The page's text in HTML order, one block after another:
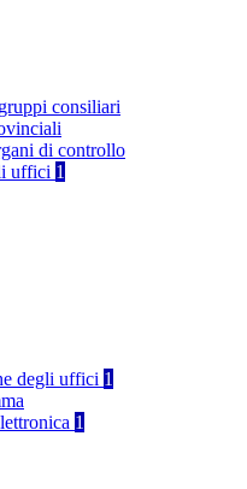
consiliari
di controllo
uffici 1
degli uffici 1
1